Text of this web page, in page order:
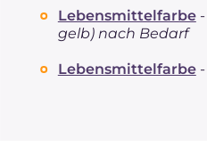
Lebensmittelfarbe -
gelb) nach Bedarf
Lebensmittelfarbe -